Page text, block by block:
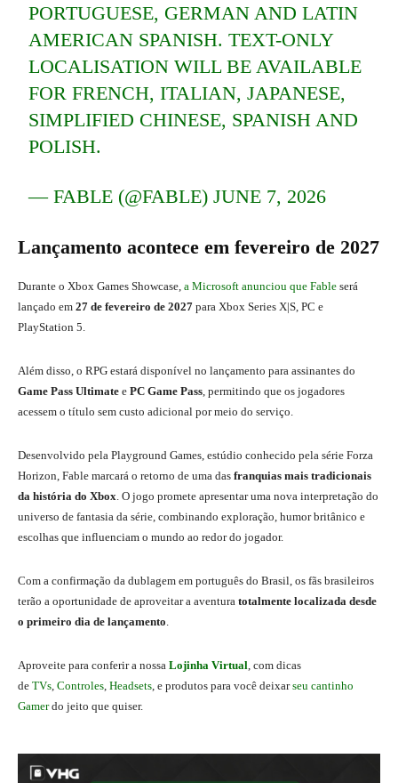
PORTUGUESE, GERMAN AND LATIN
AMERICAN SPANISH. TEXT-ONLY
LOCALISATION WILL BE AVAILABLE
FOR FRENCH, ITALIAN, JAPANESE,
SIMPLIFIED CHINESE, SPANISH AND
POLISH.
— FABLE (@FABLE)JUNE 7, 2026
Lançamento acontece em fevereiro de 2027
Durante o Xbox Games Showcase, a Microsoft anunciou que Fable será
lançado em 27 de fevereiro de 2027 para Xbox Series X|S, PC e
PlayStation 5.
Além disso, o RPG estará disponível no lançamento para assinantes do
Game Pass Ultimate e PC Game Pass , permitindo que os jogadores
acessem o título sem custo adicional por meio do serviço.
Desenvolvido pela Playground Games, estúdio conhecido pela série Forza
Horizon, Fable marcará o retorno de uma das franquias mais tradicionais
da história do Xbox . O jogo promete apresentar uma nova interpretação do
universo de fantasia da série, combinando exploração, humor britânico e
escolhas que influenciam o mundo ao redor do jogador.
Com a confirmação da dublagem em português do Brasil, os fãs brasileiros
terão a oportunidade de aproveitar a aventura totalmente localizada desde
o primeiro dia de lançamento
Aproveite para conferir a nossa Lojinha Virtual , com dicas
de TVs Controles Headsets , e produtos para você deixarseu cantinho
Gamerdo jeito que quiser.